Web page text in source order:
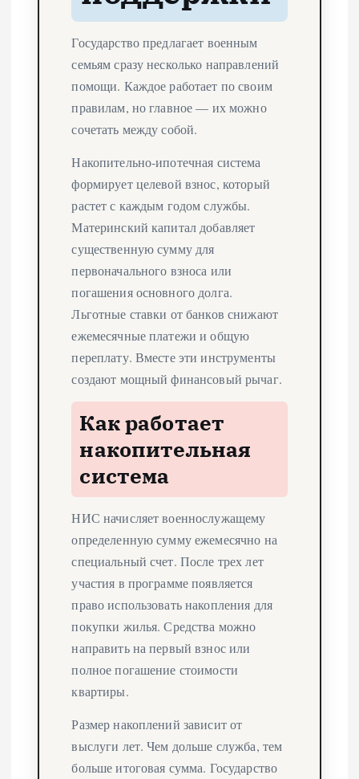
Государство предлагает военным
семьям сразу несколько направлений
помощи. Каждое работает по своим
правилам, но главное — их можно
сочетать между собой.
Накопительно-ипотечная система
формирует целевой взнос, который
растет с каждым годом службы.
Материнский капитал добавляет
существенную сумму для
первоначального взноса или
погашения основного долга.
Льготные ставки от банков снижают
ежемесячные платежи и общую
переплату. Вместе эти инструменты
создают мощный финансовый рычаг.
Как работает
накопительная
система
НИС начисляет военнослужащему
определенную сумму ежемесячно на
специальный счет. После трех лет
участия в программе появляется
право использовать накопления для
покупки жилья. Средства можно
направить на первый взнос или
полное погашение стоимости
квартиры.
Размер накоплений зависит от
выслуги лет. Чем дольше служба, тем
больше итоговая сумма. Государство